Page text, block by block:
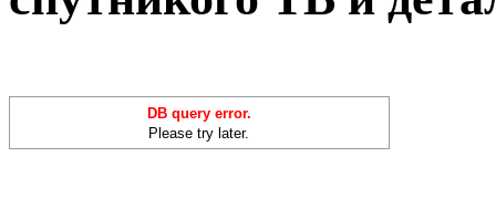
DB query error.
Please try later.